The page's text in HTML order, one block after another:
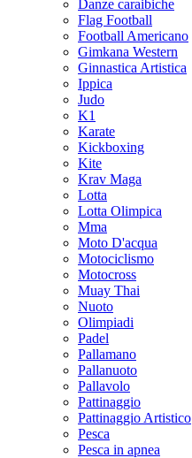
Danze caraibiche
Flag Football
Football Americano
Gimkana Western
Ginnastica Artistica
Ippica
Judo
K1
Karate
Kickboxing
Kite
Krav Maga
Lotta
Lotta Olimpica
Mma
Moto D'acqua
Motociclismo
Motocross
Muay Thai
Nuoto
Olimpiadi
Padel
Pallamano
Pallanuoto
Pallavolo
Pattinaggio
Pattinaggio Artistico
Pesca
Pesca in apnea